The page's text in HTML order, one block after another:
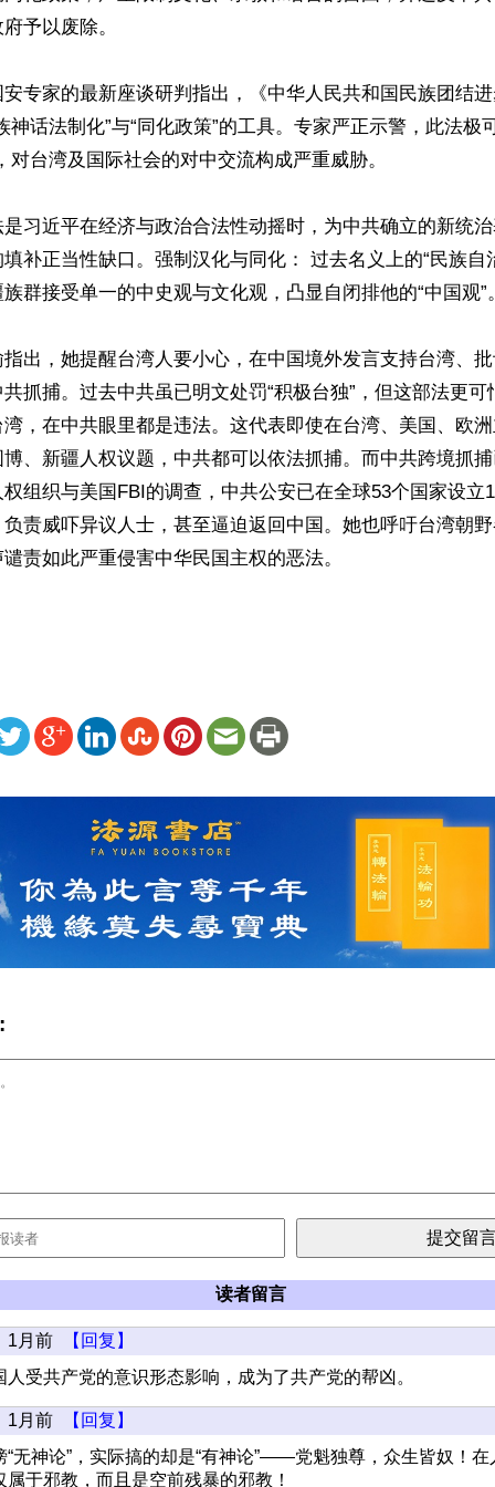
予以废除。
专家的最新座谈研判指出，《中华人民共和国民族团结
神话法制化”与“同化政策”的工具。专家严正示警，此法极
对台湾及国际社会的对中交流构成严重威胁。
习近平在经济与政治合法性动摇时，为中共确立的新统
补正当性缺口。强制汉化与同化： 过去名义上的“民族自
群接受单一的中史观与文化观，凸显自闭排他的“中国观”
出，她提醒台湾人要小心，在中国境外发言支持台湾、
抓捕。过去中共虽已明文处罚“积极台独”，但这部法更可
，在中共眼里都是违法。这代表即使在台湾、美国、欧
、新疆人权议题，中共都可以依法抓捕。而中共跨境抓
组织与美国FBI的调查，中共公安已在全球53个国家设立
责威吓异议人士，甚至逼迫返回中国。她也呼吁台湾朝
责如此严重侵害中华民国主权的恶法。
读者留言
1月前
【回复】
受共产党的意识形态影响，成为了共产党的帮凶。
1月前
【回复】
“无神论”，实际搞的却是“有神论”——党魁独尊，众生皆奴！
于邪教，而且是空前残暴的邪教！